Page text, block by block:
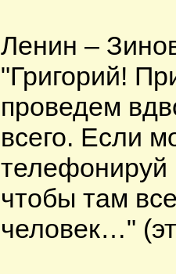
Ленин –
"Григорий!
проведем
всего. Если
телефонируй
чтобы там
человек…"